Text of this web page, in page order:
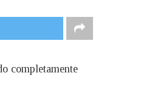
completamente